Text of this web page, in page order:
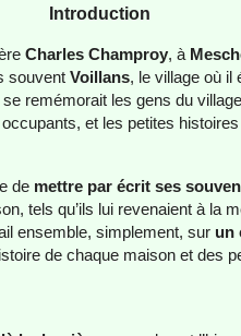
Introduction
Charles Champroy, à
souvent Voillans, le village où il
remémorait les gens du
et les petites
de mettre par écrit ses
tels qu’ils lui revenaient à la
ensemble, simplement, sur un
de chaque maison et des